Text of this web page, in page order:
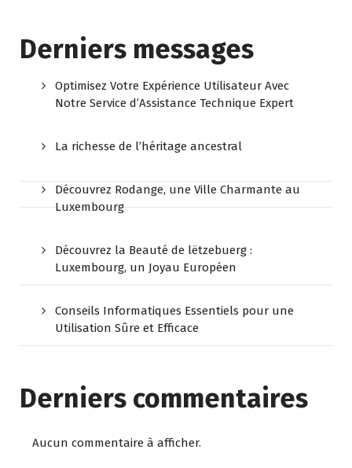
Derniers messages
Optimisez Votre Expérience Utilisateur Avec
Notre Service d’Assistance Technique Expert
La richesse de l’héritage ancestral
Découvrez Rodange, une Ville Charmante au
Luxembourg
Découvrez la Beauté de lëtzebuerg :
Luxembourg, un Joyau Européen
Conseils Informatiques Essentiels pour une
Utilisation Sûre et Efficace
Derniers commentaires
Aucun commentaire à afficher.